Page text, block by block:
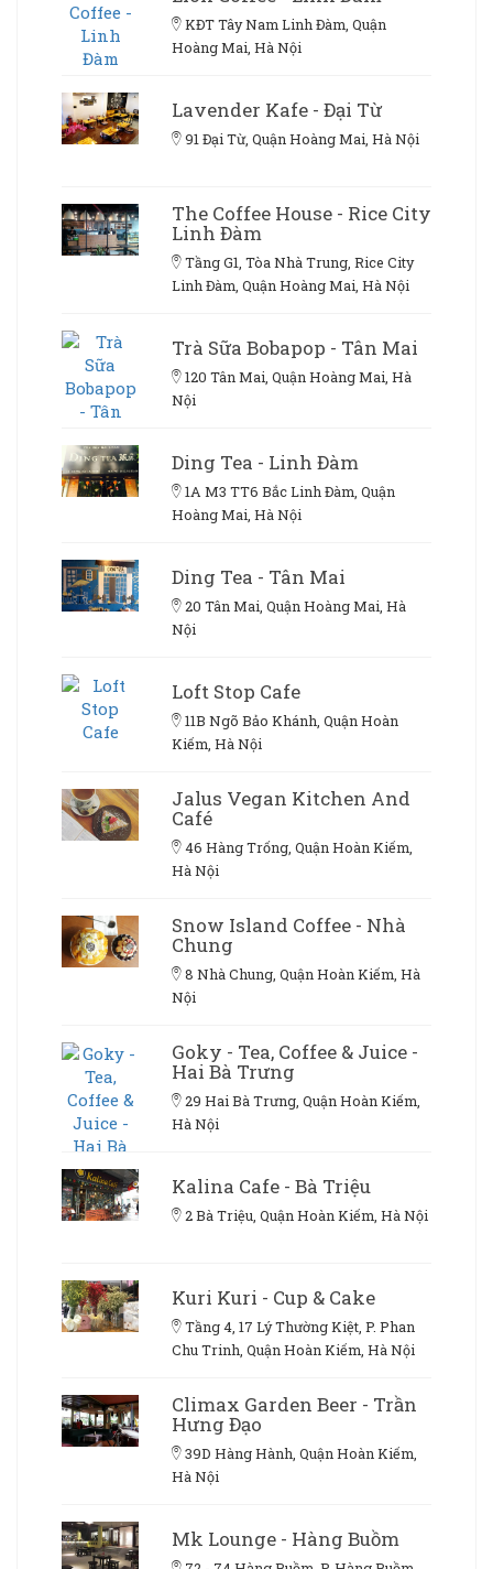
KĐT Tây Nam Linh Đàm, Quận
Hoàng Mai, Hà Nội
Lavender Kafe - Đại Từ
91 Đại Từ, Quận Hoàng Mai, Hà Nội
The Coffee House - Rice City
Linh Đàm
Tầng G1, Tòa Nhà Trung, Rice City
Linh Đàm, Quận Hoàng Mai, Hà Nội
Trà Sữa Bobapop - Tân Mai
120 Tân Mai, Quận Hoàng Mai, Hà
Nội
Ding Tea - Linh Đàm
1A M3 TT6 Bắc Linh Đàm, Quận
Hoàng Mai, Hà Nội
Ding Tea - Tân Mai
20 Tân Mai, Quận Hoàng Mai, Hà
Nội
Loft Stop Cafe
11B Ngõ Bảo Khánh, Quận Hoàn
Kiếm, Hà Nội
Jalus Vegan Kitchen And
Café
46 Hàng Trống, Quận Hoàn Kiếm,
Hà Nội
Snow Island Coffee - Nhà
Chung
8 Nhà Chung, Quận Hoàn Kiếm, Hà
Nội
Goky - Tea, Coffee & Juice -
Hai Bà Trưng
29 Hai Bà Trưng, Quận Hoàn Kiếm,
Hà Nội
Kalina Cafe - Bà Triệu
2 Bà Triệu, Quận Hoàn Kiếm, Hà Nội
Kuri Kuri - Cup & Cake
Tầng 4, 17 Lý Thường Kiệt, P. Phan
Chu Trinh, Quận Hoàn Kiếm, Hà Nội
Climax Garden Beer - Trần
Hưng Đạo
39D Hàng Hành, Quận Hoàn Kiếm,
Hà Nội
Mk Lounge - Hàng Buồm